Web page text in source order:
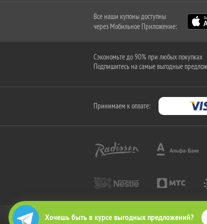
Хочешь быть в курсе выгодных предложений?
Все наши купоны доступны
через Мобильное Приложение:
Сэкономьте до 90% при любых покупках
Подпишитесь на самые выгодные
Принимаем к оплате:
2010-2026 © КупиКупон. Все права защищены.